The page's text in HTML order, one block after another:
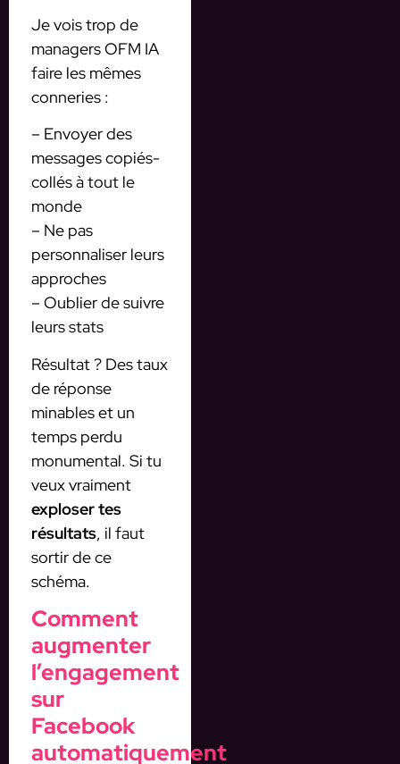
Je vois trop de
managers OFM IA
faire les mêmes
conneries :
– Envoyer des
messages copiés-
collés à tout le
monde
– Ne pas
personnaliser leurs
approches
– Oublier de suivre
leurs stats
Résultat ? Des taux
de réponse
minables et un
temps perdu
monumental. Si tu
veux vraiment
exploser tes
résultats, il faut
sortir de ce
schéma.
Comment
augmenter
l’engagement
sur
Facebook
automatiquement